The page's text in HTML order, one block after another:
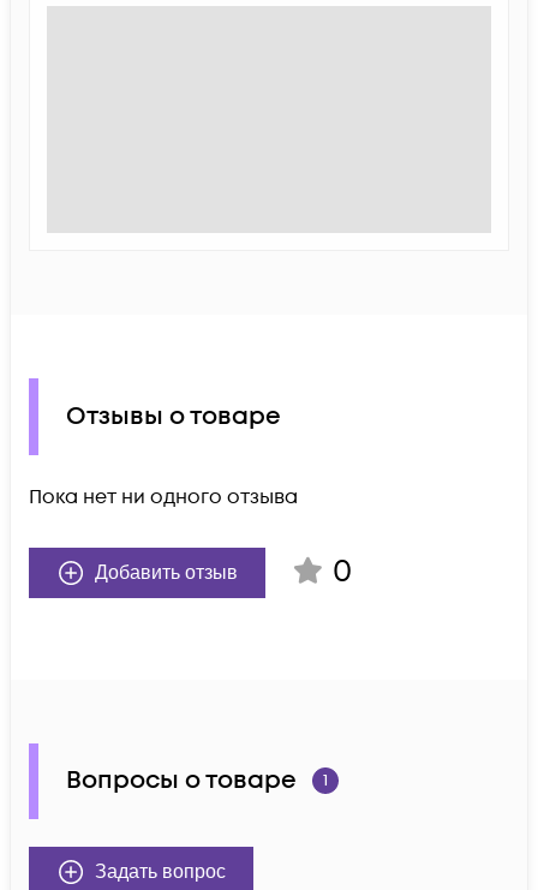
Отзывы о товаре
Пока нет ни одного отзыва
Добавить отзыв 0
Вопросы о товаре 1
Задать вопрос